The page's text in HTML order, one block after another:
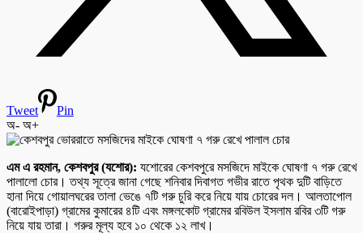
Tweet
Pin
অ- অ+
এম এ রহমান, কেশবপুর (যশোর): যশোরের কেশবপুরে মসজিদে মাইকে ঘোষণা ৭ গরু রেখে
পালালো চোর। তথ্য সূত্রে জানা গেছে শনিবার দিবাগত গভীর রাতে পৃথক দুটি বাড়িতে
হানা দিয়ে গোয়ালঘরের তালা ভেঙে ৭টি গরু চুরি করে নিয়ে যায় চোরের দল। আলতাপোল
(বারোইপাড়া) গ্রামের কুমারের ৪টি এবং মঙ্গলকোট গ্রামের রবিউল ইসলাম রবির ৩টি গরু
নিয়ে যায় তারা। গরুর মূল্য হবে ১০ থেকে ১২ লাখ।